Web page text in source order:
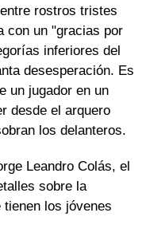
rostros tristes
con un "gracias por
inferiores del
desesperación. Es
un jugador en un
desde el arquero
los delanteros.
Leandro Colás, el
sobre la
los jóvenes